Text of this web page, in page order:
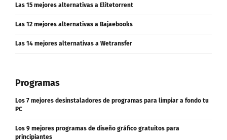
Las 15 mejores alternativas a Elitetorrent
Las 12 mejores alternativas a Bajaebooks
Las 14 mejores alternativas a Wetransfer
Programas
Los 7 mejores desinstaladores de programas para limpiar a fondo tu
PC
Los 9 mejores programas de diseño gráfico gratuitos para
principiantes